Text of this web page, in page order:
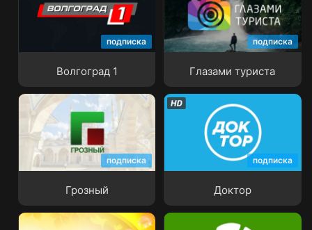
подписка
Волгоград 1
подписка
Глазами туриста
Глазами туриста
подписка
Грозный
Грозный
подписка
Доктор